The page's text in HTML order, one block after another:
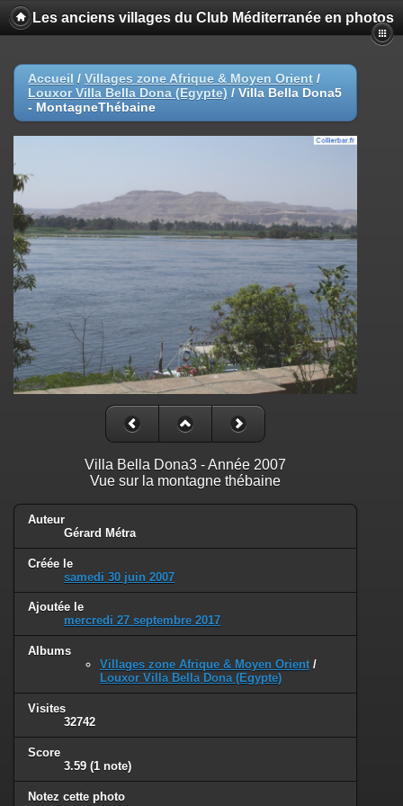
Les anciens villages du Club Méditerranée en photos
Accueil / Villages zone Afrique & Moyen Orient /
Louxor Villa Bella Dona (Egypte) / Villa Bella Dona5
- MontagneThébaine
Villa Bella Dona3 - Année 2007
Vue sur la montagne thébaine
Auteur
Gérard Métra
Créée le
samedi 30 juin 2007
Ajoutée le
mercredi 27 septembre 2017
Albums
Villages zone Afrique & Moyen Orient /
Louxor Villa Bella Dona (Egypte)
Visites
32742
Score
3.59 (1 note)
Notez cette photo